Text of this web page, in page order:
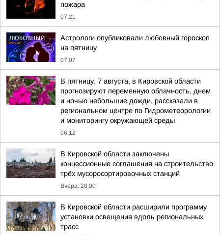
пожара
07:21
Астрологи опубликовали любовный гороскоп
на пятницу
07:07
В пятницу, 7 августа, в Кировской области
прогнозируют переменную облачность, днем
и ночью небольшие дожди, рассказали в
региональном центре по Гидрометеорологии
и мониторингу окружающей среды
06:12
В Кировской области заключены
концессионные соглашения на строительство
трёх мусоросортировочных станций
Вчера, 20:00
В Кировской области расширили программу
установки освещения вдоль региональных
трасс